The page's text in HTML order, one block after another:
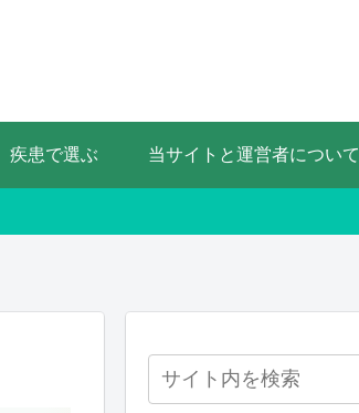
疾患で選ぶ 当サイトと運営者について